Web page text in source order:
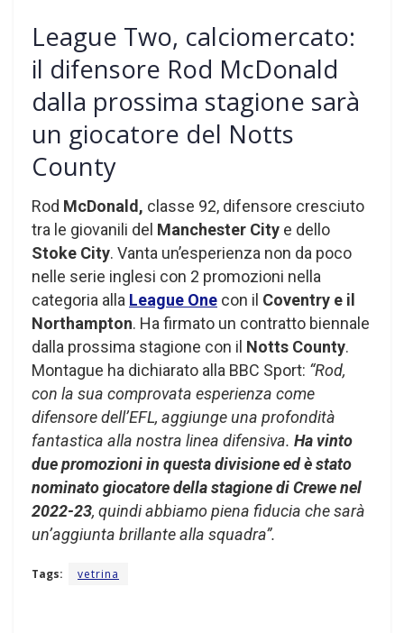
League Two, calciomercato:
il difensore Rod McDonald
dalla prossima stagione sarà
un giocatore del Notts
County
Rod McDonald, classe 92, difensore cresciuto
tra le giovanili del Manchester City e dello
Stoke City. Vanta un’esperienza non da poco
nelle serie inglesi con 2 promozioni nella
categoria alla League One con il Coventry e il
Northampton. Ha firmato un contratto biennale
dalla prossima stagione con il Notts County.
Montague ha dichiarato alla BBC Sport: “Rod,
con la sua comprovata esperienza come
difensore dell’EFL, aggiunge una profondità
fantastica alla nostra linea difensiva. Ha vinto
due promozioni in questa divisione ed è stato
nominato giocatore della stagione di Crewe nel
2022-23, quindi abbiamo piena fiducia che sarà
un’aggiunta brillante alla squadra”.
Tags: vetrina